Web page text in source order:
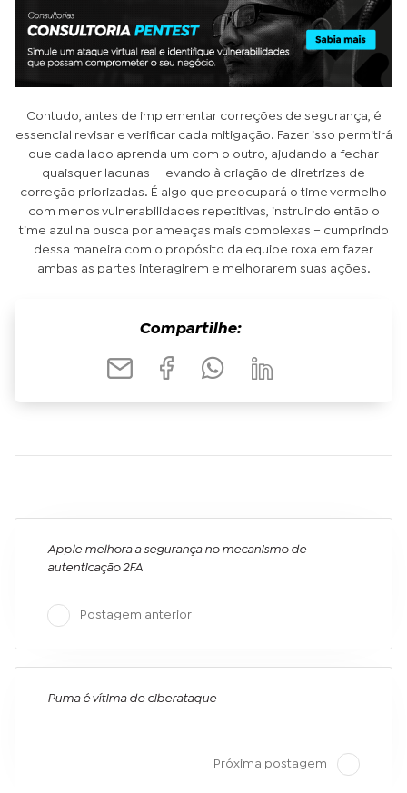
Contudo, antes de implementar correções de segurança, é
essencial revisar e verificar cada mitigação. Fazer isso permitirá
que cada lado aprenda um com o outro, ajudando a fechar
quaisquer lacunas – levando à criação de diretrizes de
correção priorizadas. É algo que preocupará o time vermelho
com menos vulnerabilidades repetitivas, instruindo então o
time azul na busca por ameaças mais complexas – cumprindo
dessa maneira com o propósito da equipe roxa em fazer
ambas as partes interagirem e melhorarem suas ações.
Compartilhe:
Apple melhora a segurança no mecanismo de
autenticação 2FA
Postagem anterior
Puma é vítima de ciberataque
Próxima postagem